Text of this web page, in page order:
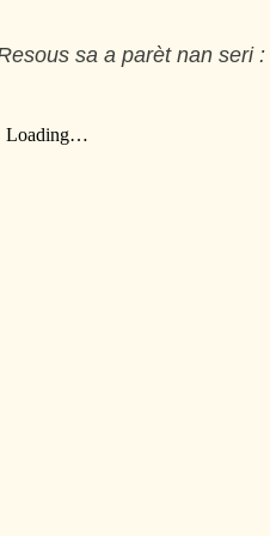
sa a parèt nan seri :